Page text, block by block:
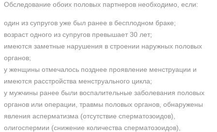
Обследование обоих половых партнеров необходимо, если:
один из супругов уже был ранее в бесплодном браке;
возраст одного из супругов превышает 30 лет;
имеются заметные нарушения в строении наружных половых
органов;
у женщины отмечалось позднее проявление менструации и
имеются расстройства менструального цикла;
у мужчины ранее были воспалительные заболевания половых
органов или операции, травмы половых органов, обнаружены
явления асперматизма (отсутствие сперматозоидов),
олигоспермии (снижение количества сперматозоидов),